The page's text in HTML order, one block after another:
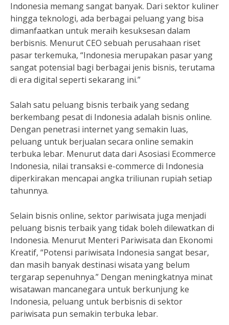
Indonesia memang sangat banyak. Dari sektor kuliner
hingga teknologi, ada berbagai peluang yang bisa
dimanfaatkan untuk meraih kesuksesan dalam
berbisnis. Menurut CEO sebuah perusahaan riset
pasar terkemuka, “Indonesia merupakan pasar yang
sangat potensial bagi berbagai jenis bisnis, terutama
di era digital seperti sekarang ini.”
Salah satu peluang bisnis terbaik yang sedang
berkembang pesat di Indonesia adalah bisnis online.
Dengan penetrasi internet yang semakin luas,
peluang untuk berjualan secara online semakin
terbuka lebar. Menurut data dari Asosiasi Ecommerce
Indonesia, nilai transaksi e-commerce di Indonesia
diperkirakan mencapai angka triliunan rupiah setiap
tahunnya.
Selain bisnis online, sektor pariwisata juga menjadi
peluang bisnis terbaik yang tidak boleh dilewatkan di
Indonesia. Menurut Menteri Pariwisata dan Ekonomi
Kreatif, “Potensi pariwisata Indonesia sangat besar,
dan masih banyak destinasi wisata yang belum
tergarap sepenuhnya.” Dengan meningkatnya minat
wisatawan mancanegara untuk berkunjung ke
Indonesia, peluang untuk berbisnis di sektor
pariwisata pun semakin terbuka lebar.